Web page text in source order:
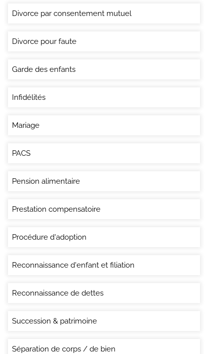
Divorce par consentement mutuel
Divorce pour faute
Garde des enfants
Infidélités
Mariage
PACS
Pension alimentaire
Prestation compensatoire
Procédure d'adoption
Reconnaissance d'enfant et filiation
Reconnaissance de dettes
Succession & patrimoine
Séparation de corps / de bien